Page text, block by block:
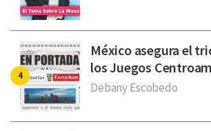
México asegura el
los Juegos
Debany Escobedo